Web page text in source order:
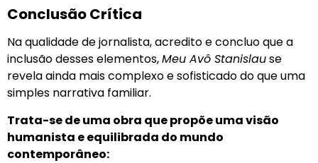
Conclusão Crítica
Na qualidade de jornalista, acredito e concluo que a
inclusão desses elementos,Meu Avô Stanislause
revela ainda mais complexo e sofisticado do que uma
simples narrativa familiar.
Trata-se de uma obra que propõe uma visão
humanista e equilibrada do mundo
contemporâneo: